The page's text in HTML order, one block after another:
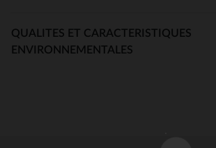
QUALITES ET CARACTERISTIQUES
ENVIRONNEMENTALES